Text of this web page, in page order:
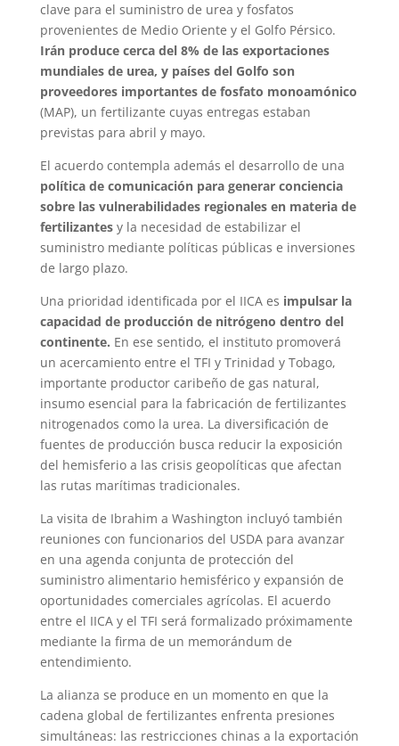
clave para el suministro de urea y fosfatos
provenientes de Medio Oriente y el Golfo Pérsico.
Irán produce cerca del 8% de las exportaciones
mundiales de urea, y países del Golfo son
proveedores importantes de fosfato monoamónico
(MAP), un fertilizante cuyas entregas estaban
previstas para abril y mayo.
El acuerdo contempla además el desarrollo de una
política de comunicación para generar conciencia
sobre las vulnerabilidades regionales en materia de
fertilizantesy la necesidad de estabilizar el
suministro mediante políticas públicas e inversiones
de largo plazo.
Una prioridad identificada por el IICA es impulsar la
capacidad de producción de nitrógeno dentro del
continente. En ese sentido, el instituto promoverá
un acercamiento entre el TFI y Trinidad y Tobago,
importante productor caribeño de gas natural,
insumo esencial para la fabricación de fertilizantes
nitrogenados como la urea. La diversificación de
fuentes de producción busca reducir la exposición
del hemisferio a las crisis geopolíticas que afectan
las rutas marítimas tradicionales.
La visita de Ibrahim a Washington incluyó también
reuniones con funcionarios del USDA para avanzar
en una agenda conjunta de protección del
suministro alimentario hemisférico y expansión de
oportunidades comerciales agrícolas. El acuerdo
entre el IICA y el TFI será formalizado próximamente
mediante la firma de un memorándum de
entendimiento.
La alianza se produce en un momento en que la
cadena global de fertilizantes enfrenta presiones
simultáneas: las restricciones chinas a la exportación